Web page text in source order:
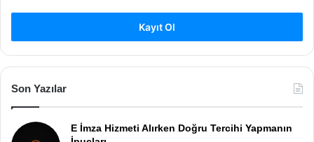
Kayıt Ol
Son Yazılar
E İmza Hizmeti Alırken Doğru Tercihi Yapmanın